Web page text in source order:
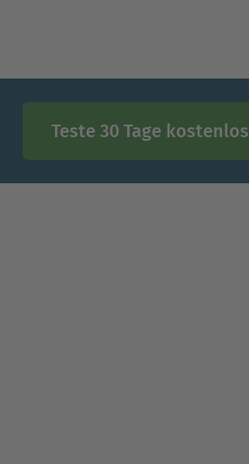
Teste 30 Tage kostenlos